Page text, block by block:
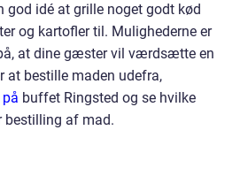
god idé at grille noget godt kød
og kartofler til. Mulighederne er
at dine gæster vil værdsætte en
at bestille maden udefra,
buffet Ringsted og se hvilke
bestilling af mad.